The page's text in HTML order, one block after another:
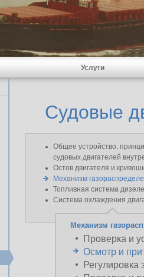
Услуги
Судовые
Общее устройство,
судовых двигателей
Остов двигателя и
Механизм
Топливная система
Система охлаждения
Механизм
Проверка и
Осмотр и
Регулировка